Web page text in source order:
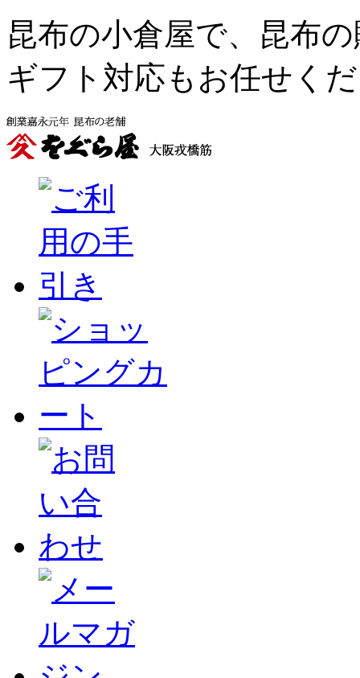
昆布の小倉屋で、昆布
ギフト対応もお任せく